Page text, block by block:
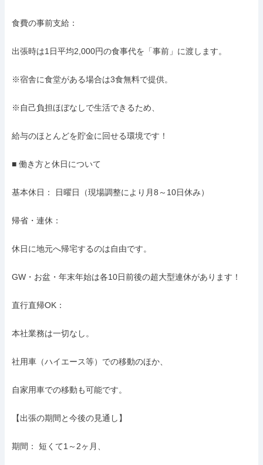
食費の事前支給：
出張時は1日平均2,000円の食事代を「事前」に渡します。
※宿舎に食堂がある場合は3食無料で提供。
※自己負担ほぼなしで生活できるため、
給与のほとんどを貯金に回せる環境です！
■ 働き方と休日について
基本休日： 日曜日（現場調整により月8～10日休み）
帰省・連休：
休日に地元へ帰宅するのは自由です。
GW・お盆・年末年始は各10日前後の超大型連休があります！
直行直帰OK：
本社業務は一切なし。
社用車（ハイエース等）での移動のほか、
自家用車での移動も可能です。
【出張の期間と今後の見通し】
期間： 短くて1～2ヶ月、